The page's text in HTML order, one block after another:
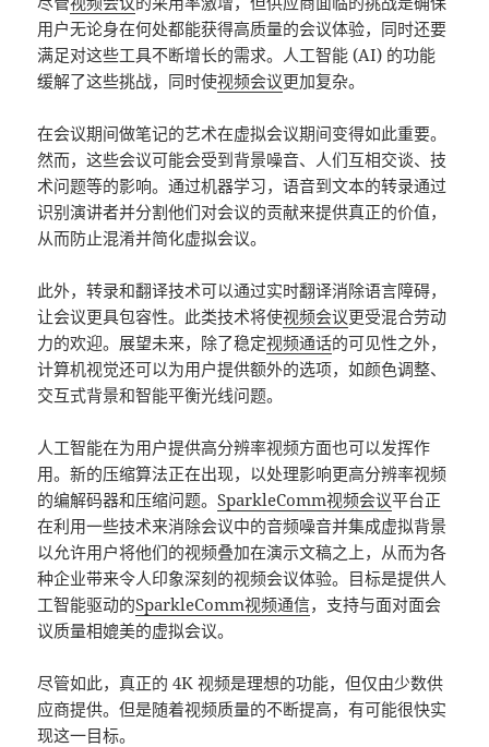
用户无论身在何处都能获得高质量的会议体验，同时还要
满足对这些工具不断增长的需求。人工智能 (AI) 的功能
缓解了这些挑战，同时使视频会议更加复杂。
在会议期间做笔记的艺术在虚拟会议期间变得如此重要。
然而，这些会议可能会受到背景噪音、人们互相交谈、技
术问题等的影响。通过机器学习，语音到文本的转录通过
识别演讲者并分割他们对会议的贡献来提供真正的价值，
从而防止混淆并简化虚拟会议。
此外，转录和翻译技术可以通过实时翻译消除语言障碍，
让会议更具包容性。此类技术将使视频会议更受混合劳动
力的欢迎。展望未来，除了稳定视频通话的可见性之外，
计算机视觉还可以为用户提供额外的选项，如颜色调整、
交互式背景和智能平衡光线问题。
人工智能在为用户提供高分辨率视频方面也可以发挥作
用。新的压缩算法正在出现，以处理影响更高分辨率视频
的编解码器和压缩问题。SparkleComm视频会议平台正
在利用一些技术来消除会议中的音频噪音并集成虚拟背景
以允许用户将他们的视频叠加在演示文稿之上，从而为各
种企业带来令人印象深刻的视频会议体验。目标是提供人
工智能驱动的SparkleComm视频通信，支持与面对面会
议质量相媲美的虚拟会议。
尽管如此，真正的 4K 视频是理想的功能，但仅由少数供
应商提供。但是随着视频质量的不断提高，有可能很快实
现这一目标。